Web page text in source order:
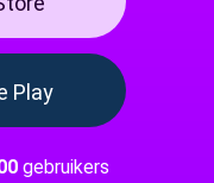
Play
gebruikers